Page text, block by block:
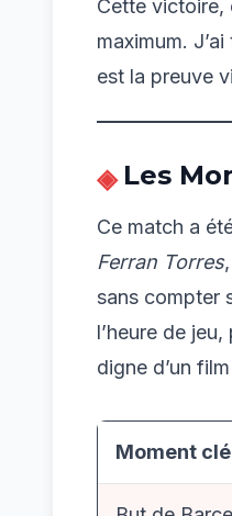
Cette victoire,
maximum.
est la preuve
Les
Ce match a
Ferran Torres
sans compter
l’heure de jeu,
digne d’un
Moment clé